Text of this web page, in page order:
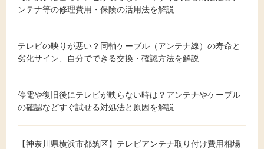
ンテナ等の修理費用・保険の活用法を解説
テレビの映りが悪い？同軸ケーブル（アンテナ線）の寿命と
劣化サイン、自分でできる交換・確認方法を解説
停電や復旧後にテレビが映らない時は？アンテナやケーブル
の確認などすぐ試せる対処法と原因を解説
【神奈川県横浜市都筑区】テレビアンテナ取り付け費用相場